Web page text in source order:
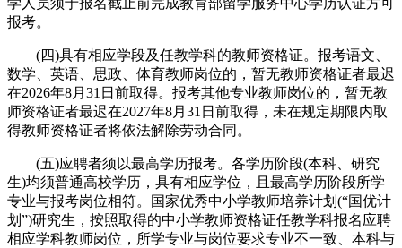
报考。
(四)具有相应学段及任教学科的教师资格证。报考语文、
数学、英语、思政、体育教师岗位的，暂无教师资格证者最迟
在2026年8月31日前取得。报考其他专业教师岗位的，暂无教
师资格证者最迟在2027年8月31日前取得，未在规定期限内取
得教师资格证者将依法解除劳动合同。
(五)应聘者须以最高学历报考。各学历阶段(本科、研究
生)均须普通高校学历，具有相应学位，且最高学历阶段所学
专业与报考岗位相符。国家优秀中小学教师培养计划(“国优计
划”)研究生，按照取得的中小学教师资格证任教学科报名应聘
相应学科教师岗位，所学专业与岗位要求专业不一致、本科与